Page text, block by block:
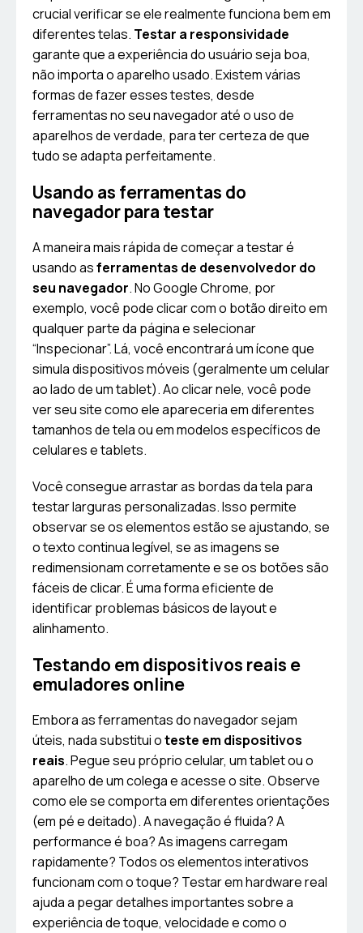
crucial verificar se ele realmente funciona bem em
diferentes telas. Testar a responsividade
garante que a experiência do usuário seja boa,
não importa o aparelho usado. Existem várias
formas de fazer esses testes, desde
ferramentas no seu navegador até o uso de
aparelhos de verdade, para ter certeza de que
tudo se adapta perfeitamente.
Usando as ferramentas do
navegador para testar
A maneira mais rápida de começar a testar é
usando asferramentas de desenvolvedor do
seu navegador. No Google Chrome, por
exemplo, você pode clicar com o botão direito em
qualquer parte da página e selecionar
“Inspecionar”. Lá, você encontrará um ícone que
simula dispositivos móveis (geralmente um celular
ao lado de um tablet). Ao clicar nele, você pode
ver seu site como ele apareceria em diferentes
tamanhos de tela ou em modelos específicos de
celulares e tablets.
Você consegue arrastar as bordas da tela para
testar larguras personalizadas. Isso permite
observar se os elementos estão se ajustando, se
o texto continua legível, se as imagens se
redimensionam corretamente e se os botões são
fáceis de clicar. É uma forma eficiente de
identificar problemas básicos de layout e
alinhamento.
Testando em dispositivos reais e
emuladores online
Embora as ferramentas do navegador sejam
úteis, nada substitui oteste em dispositivos
reais. Pegue seu próprio celular, um tablet ou o
aparelho de um colega e acesse o site. Observe
como ele se comporta em diferentes orientações
(em pé e deitado). A navegação é fluida? A
performance é boa? As imagens carregam
rapidamente? Todos os elementos interativos
funcionam com o toque? Testar em hardware real
ajuda a pegar detalhes importantes sobre a
experiência de toque, velocidade e como o